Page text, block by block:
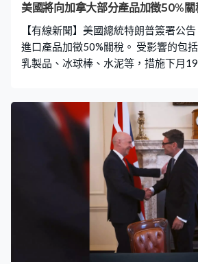
美國將向加拿大部分產品加徵50%關
【有線新聞】美國總統特朗普簽署公
進口產品加徵50%關稅。 受影響的包
乳製品、冰球棒、水泥等，措施下月
徵最高50%關稅。白宮指是回應加拿大
車、酒類和乳製品。 特朗普早前批評
森林，導致山火產生的煙霧入侵美國，